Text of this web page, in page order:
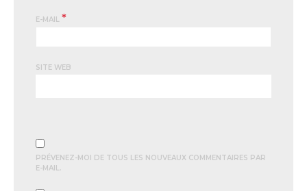
E-MAIL *
SITE WEB
PRÉVENEZ-MOI DE TOUS LES NOUVEAUX COMMENTAIRES PAR
E-MAIL.